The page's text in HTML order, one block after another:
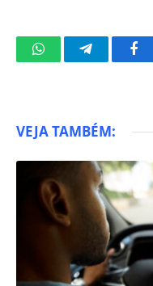
WhatsAppTelegram
VEJA TAMBÉM: